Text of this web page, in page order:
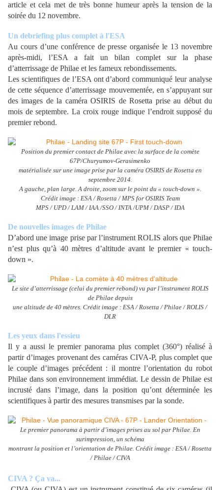
article et cela met de très bonne humeur après la tension de la
soirée du 12 novembre.
Un debriefing plus complet à l'ESA
Au cours d’une conférence de presse organisée le 13 novembre
après-midi, l’ESA a fait un bilan complet sur la phase
d’atterrissage de Philae et les fameux rebondissements.
Les scientifiques de l’ESA ont d’abord communiqué leur analyse
de cette séquence d’atterrissage mouvementée, en s’appuyant sur
des images de la caméra OSIRIS de Rosetta prise au début du
mois de septembre. La croix rouge indique l’endroit supposé du
premier rebond.
Position du premier contact de Philae avec la surface de la comète
67P/Churyumov-Gerasimenko
matérialisée sur une image prise par la caméra OSIRIS de Rosetta en
septembre 2014.
A gauche, plan large. A droite, zoom sur le point du « touch-down ».
Crédit image : ESA / Rosetta / MPS for OSIRIS Team
MPS / UPD / LAM / IAA /SSO / INTA /UPM / DASP / IDA
De nouvelles images de Philae
D’abord une image prise par l’instrument ROLIS alors que Philae
n’est plus qu’à 40 mètres d’altitude avant le premier « touch-
down ».
Le site d’atterrissage (celui du premier rebond) vu par l’instrument ROLIS
de Philae depuis
une altitude de 40 mètres. Crédit image : ESA / Rosetta / Philae / ROLIS /
DLR
Les yeux dans l'essieu
Il y a aussi le premier panorama plus complet (360°) réalisé à
partir d’images provenant des caméras CIVA-P, plus complet que
le couple d’images précédent : il montre l’orientation du robot
Philae dans son environnement immédiat. Le dessin de Philae est
incrusté dans l’image, dans la position qu’ont déterminée les
scientifiques à partir des mesures transmises par la sonde.
Le premier panorama à partir d’images prises au sol par Philae. En
surimpression, un schéma
montrant la position et l’orientation de Philae. Crédit image : ESA / Rosetta
/ Philae / CIVA
CIVA ? Ça va...